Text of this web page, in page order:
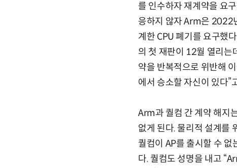
를 인수하자 재계약을 요
응하지 않자 Arm은 2022
계한 CPU 폐기를 요구했
의 첫 재판이 12월 열리는
약을 반복적으로 위반해
에서 승소할 자신이 있다”
Arm과 퀄컴 간 계약 해지
없게 된다. 물리적 설계를
퀄컴이 AP를 출시할 수 없
다. 퀄컴도 성명을 내고